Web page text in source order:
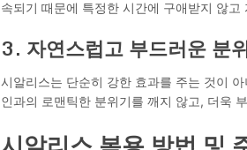
속되기 때문에 특정한 시간에 구애받지 않
3. 자연스럽고 부드러운 분
시알리스는 단순히 강한 효과를 주는 것이
인과의 로맨틱한 분위기를 깨지 않고, 더욱